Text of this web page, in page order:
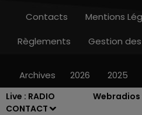
Live : RADIO
CONTACT
Webradios
Contacts Mentions
Règlements
Gestion
Archives 2026 2025